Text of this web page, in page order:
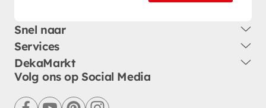
Snel naar
Services
DekaMarkt
Volg ons op Social Media